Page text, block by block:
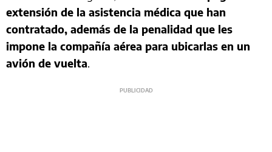
extensión de la asistencia médica que han
contratado, además de la penalidad que les
impone la compañía aérea para ubicarlas en un
avión de vuelta.